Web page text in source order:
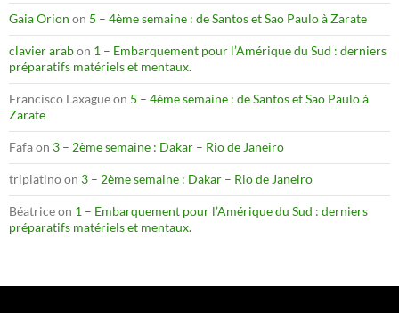
Gaia Orion on 5 – 4ème semaine : de Santos et Sao Paulo à Zarate
clavier arabon 1 – Embarquement pour l’Amérique du Sud : derniers
préparatifs matériels et mentaux.
Francisco Laxagueon 5 – 4ème semaine : de Santos et Sao Paulo à
Zarate
Fafaon 3 – 2ème semaine : Dakar – Rio de Janeiro
triplatinoon 3 – 2ème semaine : Dakar – Rio de Janeiro
Béatriceon 1 – Embarquement pour l’Amérique du Sud : derniers
préparatifs matériels et mentaux.